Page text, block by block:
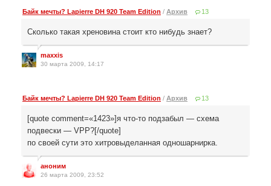
Байк мечты? Lapierre DH 920 Team Edition / Архив 13
Сколько такая хреновина стоит кто нибудь знает?
maxxis
30 марта 2009, 14:17
Байк мечты? Lapierre DH 920 Team Edition / Архив 13
[quote comment=«1423»]я что-то подзабыл — схема
подвески — VPP?[/quote]
по своей сути это хитровыделанная одношарнирка.
аноним
26 марта 2009, 23:52